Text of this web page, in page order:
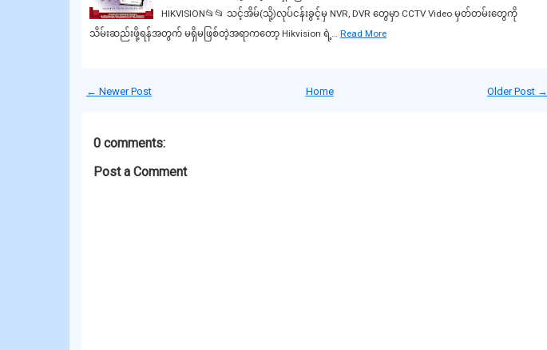
HIKVISION📂📂 သင့်အိမ်(သို့)လုပ်ငန်းခွင့်မှ NVR, DVR တွေမှာ CCTV Video မှတ်တမ်းတွေကို
သိမ်းဆည်းဖို့ရန်အတွက် မရှိမဖြစ်တဲ့အရာကတော့ Hikvision ရဲ့…
Read More
← Newer Post Older Post →
Home
0 comments:
Post a Comment